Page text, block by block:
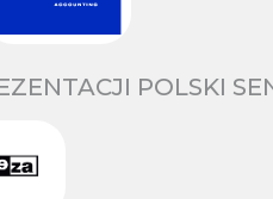
POLSKI